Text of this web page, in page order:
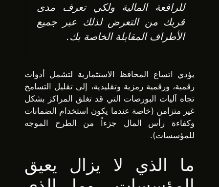
للرافعة المالية ولكي تعرف مدى
قربك من التعرض لذلك عبر جميع
الأطراف المقابلة الخاصة بك.
يؤدي اتساع المحافظ الاستثمارية لتشمل أدوات
رقمية، ورقمية رمزية وتقليدية، إلى تقليل التسامح
تجاه آليات البورصات التي قد تغلق المراكز بشكل
غير متزامن (خاصة عندما يكون استخدام الضمانات
وكفاءة رأس المال جزءاً من الطرح الموجه
للمؤسسات).
ما الذي لا يزال يعيق